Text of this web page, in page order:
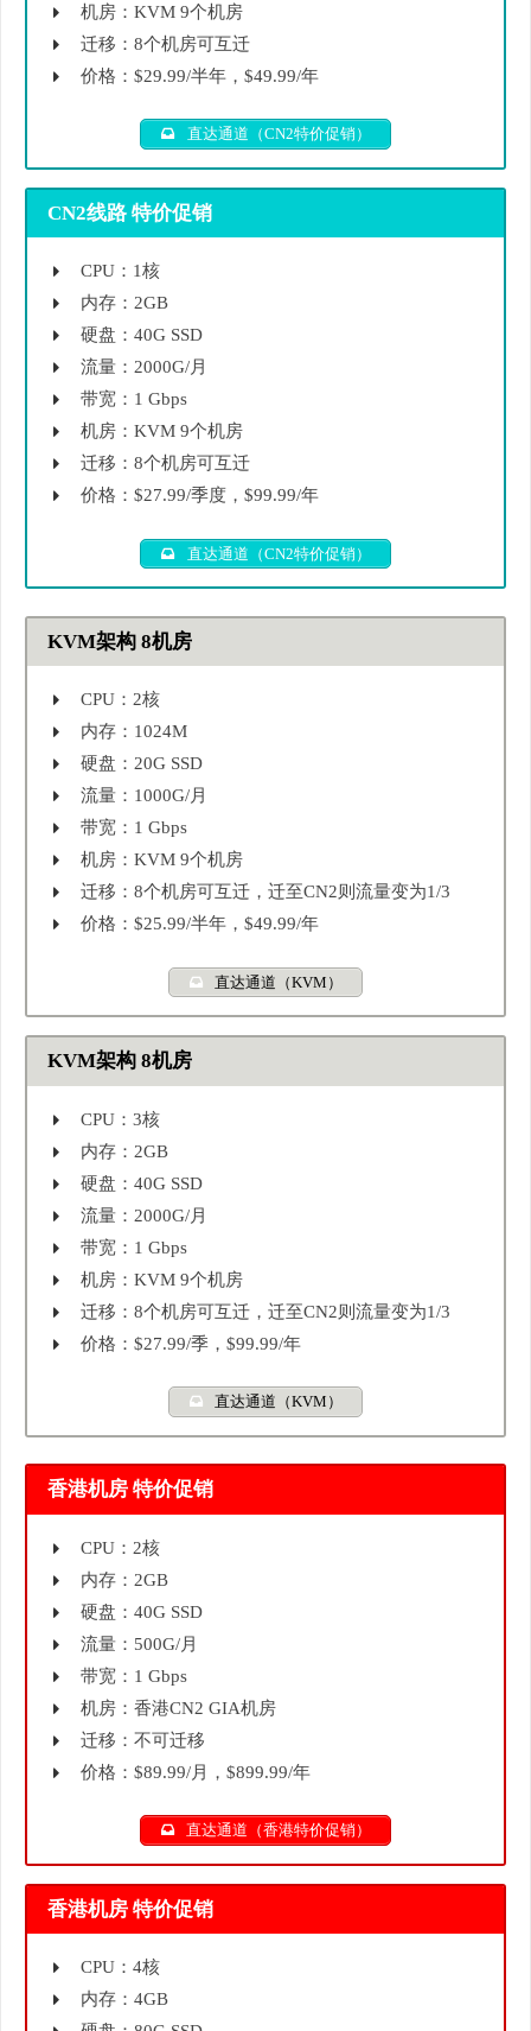
机房：KVM 9个机房
迁移：8个机房可互迁
价格：$29.99/半年，$49.99/年
直达通道（CN2特价促销）
CN2线路 特价促销
CPU：1核
内存：2GB
硬盘：40G SSD
流量：2000G/月
带宽：1 Gbps
机房：KVM 9个机房
迁移：8个机房可互迁
价格：$27.99/季度，$99.99/年
直达通道（CN2特价促销）
KVM架构 8机房
CPU：2核
内存：1024M
硬盘：20G SSD
流量：1000G/月
带宽：1 Gbps
机房：KVM 9个机房
迁移：8个机房可互迁，迁至CN2则流量变为1/3
价格：$25.99/半年，$49.99/年
直达通道（KVM）
KVM架构 8机房
CPU：3核
内存：2GB
硬盘：40G SSD
流量：2000G/月
带宽：1 Gbps
机房：KVM 9个机房
迁移：8个机房可互迁，迁至CN2则流量变为1/3
价格：$27.99/季，$99.99/年
直达通道（KVM）
香港机房 特价促销
CPU：2核
内存：2GB
硬盘：40G SSD
流量：500G/月
带宽：1 Gbps
机房：香港CN2 GIA机房
迁移：不可迁移
价格：$89.99/月，$899.99/年
直达通道（香港特价促销）
香港机房 特价促销
CPU：4核
内存：4GB